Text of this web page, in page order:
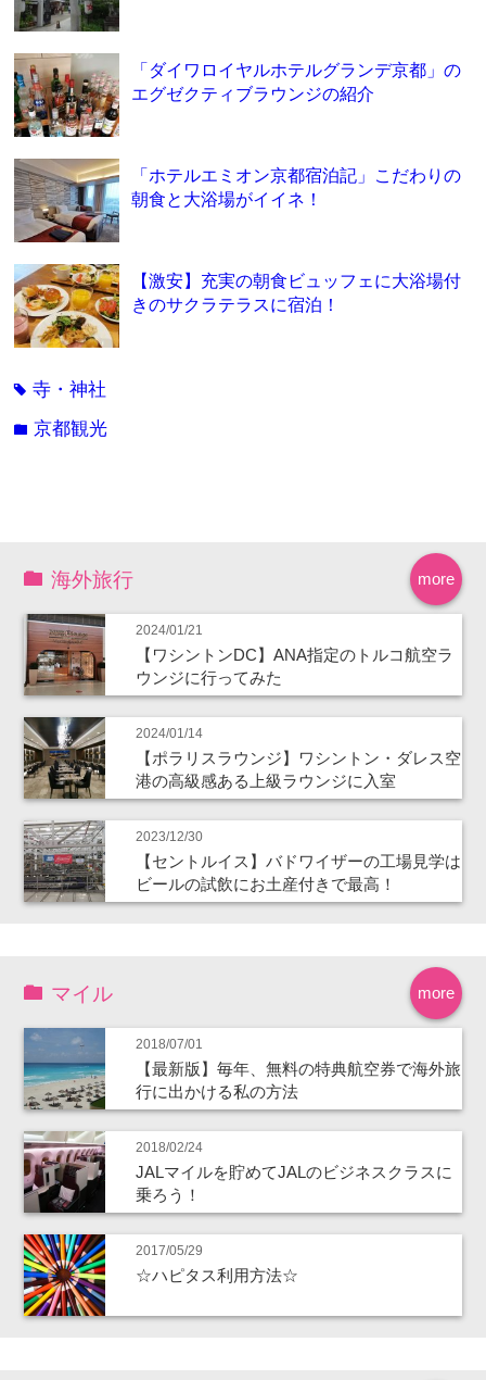
「ダイワロイヤルホテルグランデ京都」の
エグゼクティブラウンジの紹介
「ホテルエミオン京都宿泊記」こだわりの
朝食と大浴場がイイネ！
【激安】充実の朝食ビュッフェに大浴場付
きのサクラテラスに宿泊！
tag寺・神社
folder京都観光
more
海外旅行
2024/01/21
【ワシントンDC】ANA指定のトルコ航空ラ
ウンジに行ってみた
2024/01/14
【ポラリスラウンジ】ワシントン・ダレス空
港の高級感ある上級ラウンジに入室
2023/12/30
【セントルイス】バドワイザーの工場見学は
ビールの試飲にお土産付きで最高！
more
マイル
2018/07/01
【最新版】毎年、無料の特典航空券で海外旅
行に出かける私の方法
2018/02/24
JALマイルを貯めてJALのビジネスクラスに
乗ろう！
2017/05/29
☆ハピタス利用方法☆